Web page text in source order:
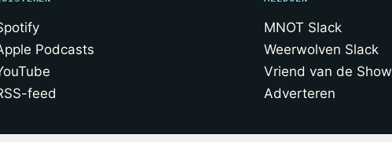
Podcasts
feed
MNOT Slack
Weerwolven Slack
Vriend van de Show
Adverteren